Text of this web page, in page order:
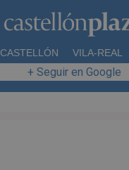
CASTELLÓN VILA-REAL
+ Seguir en Google